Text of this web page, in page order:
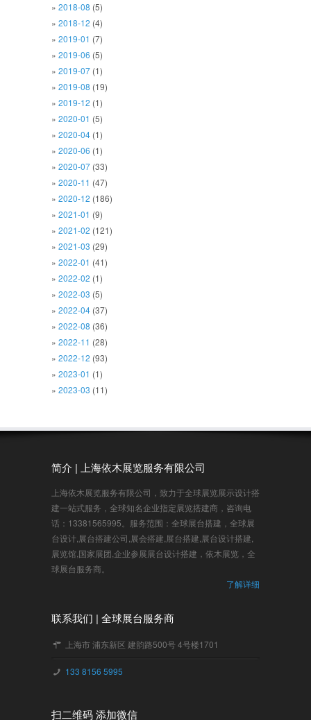
2018-08 (5)
2018-12 (4)
2019-01 (7)
2019-06 (5)
2019-07 (1)
2019-08 (19)
2019-12 (1)
2020-01 (5)
2020-04 (1)
2020-06 (1)
2020-07 (33)
2020-11 (47)
2020-12 (186)
2021-01 (9)
2021-02 (121)
2021-03 (29)
2022-01 (41)
2022-02 (1)
2022-03 (5)
2022-04 (37)
2022-08 (36)
2022-11 (28)
2022-12 (93)
2023-01 (1)
2023-03 (11)
简介 | 上海依木展览服务有限公司
上海依木展览服务有限公司，致力于全球展览展示设计搭
建一站式服务，全球知名企业指定展览搭建商，咨询电
话：13381565995。服务范围：全球展台搭建，全球展
台设计,展台搭建公司,展会搭建,展台搭建,展台设计搭建,
展览馆,国家展团,企业参展展台设计搭建，依木展览，全
球展台服务商。
了解详细
联系我们 | 全球展台服务商
上海市 浦东新区 建韵路500号 4号楼1701
133 8156 5995
扫二维码 添加微信